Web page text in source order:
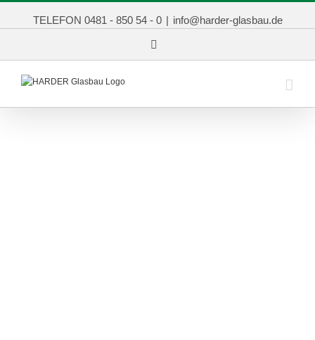
TELEFON 0481 - 850 54 - 0 | info@harder-glasbau.de